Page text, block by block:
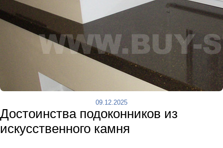
09.12.2025
Достоинства подоконников из
искусственного камня